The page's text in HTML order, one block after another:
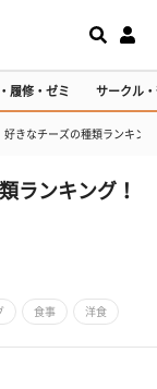
履修・ゼミ サークル
好きなチーズの種類ランキン
ランキング！
食事 洋食